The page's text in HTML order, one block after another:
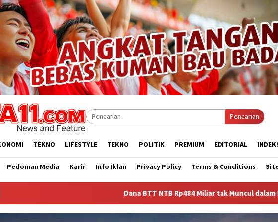
Pencarian
TEKNO LIFESTYLE TEKNO POLITIK PREMIUM EDITORIAL
Pedoman Media Karir Info Iklan Privacy Policy Terms & Conditions
Dana BTT NTB Rp484 Miliar tak Muncul dalam LHP BPK,